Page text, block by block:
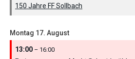
150 Jahre FF Sollbach
Montag 17. August
13:00 – 16:00